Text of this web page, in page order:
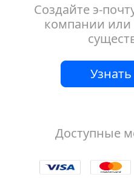
Создайте э-
компании или
Доступные